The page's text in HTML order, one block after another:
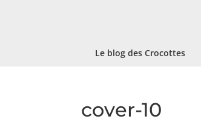
Le blog des Crocottes
cover-10